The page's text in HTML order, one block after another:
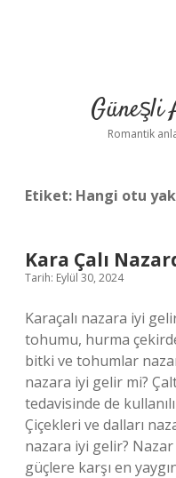
Güneşli
Romantik
Etiket: Hangi otu
Kara Çalı
Tarih: Eylül 30, 2024
Karaçalı nazara iyi
tohumu, hurma
bitki ve tohumlar
nazara iyi gelir mi?
tedavisinde de
Çiçekleri ve dalları
nazara iyi gelir?
güçlere karşı en